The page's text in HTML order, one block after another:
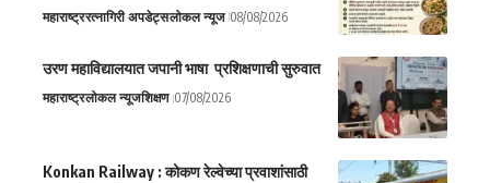
महाराष्ट्ररत्नागिरी अपडेट्सलोकल न्यूज 08/08/2026
उरण महाविद्यालयात जपानी भाषा प्रशिक्षणाची सुरुवात
महाराष्ट्रलोकल न्यूजशिक्षण 07/08/2026
Konkan Railway : कोकण रेल्वेच्या प्रवाशांसाठी